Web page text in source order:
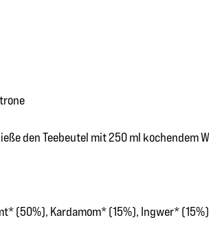
den Teebeutel mit 250 ml kochendem
(50%), Kardamom* (15%), Ingwer*